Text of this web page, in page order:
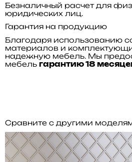
Безналичный расчет для
юридических лиц.
Гарантия на продукцию
Благодаря использованию
материалов и
надежную мебель. Мы
мебель гарантию 18
Сравните с другими